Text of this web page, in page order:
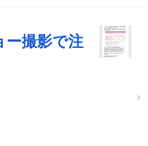
ー撮影で注